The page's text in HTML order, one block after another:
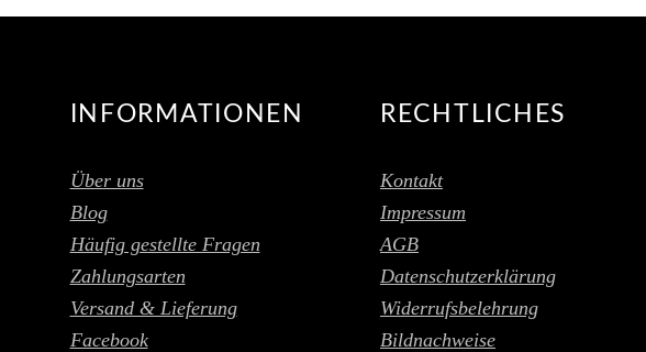
INFORMATIONEN
Über uns
Blog
Häufig gestellte Fragen
Zahlungsarten
Versand & Lieferung
Facebook
RECHTLICHES
Kontakt
Impressum
AGB
Datenschutzerklärung
Widerrufsbelehrung
Bildnachweise